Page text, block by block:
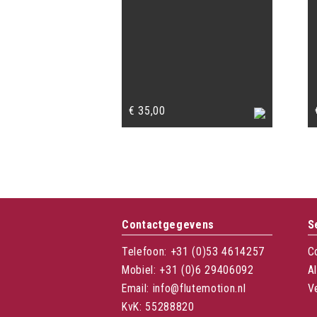
€ 35,00
Contactgegevens
Telefoon: +31 (0)53 4614257
Mobiel: +31 (0)6 29406092
Email: info@flutemotion.nl
KvK: 55288820